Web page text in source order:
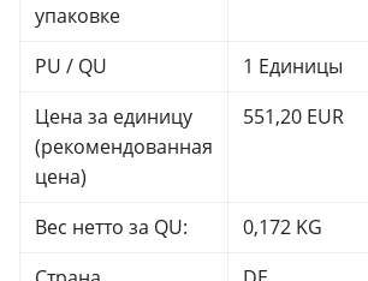
упаковке
PU / QU
1 Единицы
Цена за единицу
(рекомендованная
цена)
551,20 EUR
Вес нетто за QU:
0,172 KG